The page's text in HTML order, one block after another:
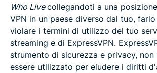
Who Live collegandoti a una
VPN in un paese diverso dal tuo,
violare i termini di utilizzo del tuo
streaming e di ExpressVPN.
strumento di sicurezza e privacy, non
essere utilizzato per eludere i diritti